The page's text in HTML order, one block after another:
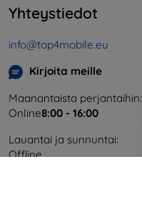
Yhteystiedot
info@top4mobile.eu
Kirjoita meille
Maanantaista perjantaihin:
Online8:00 - 16:00
Lauantai ja sunnuntai:
Offline